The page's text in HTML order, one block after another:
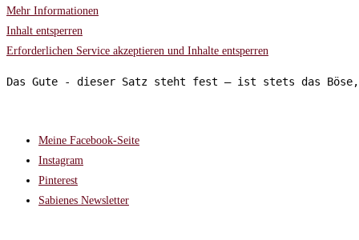
Mehr Informationen
Inhalt entsperren
Erforderlichen Service akzeptieren und Inhalte entsperren
Das Gute - dieser Satz steht fest – ist stets das Böse,
Meine Facebook-Seite
Instagram
Pinterest
Sabienes Newsletter